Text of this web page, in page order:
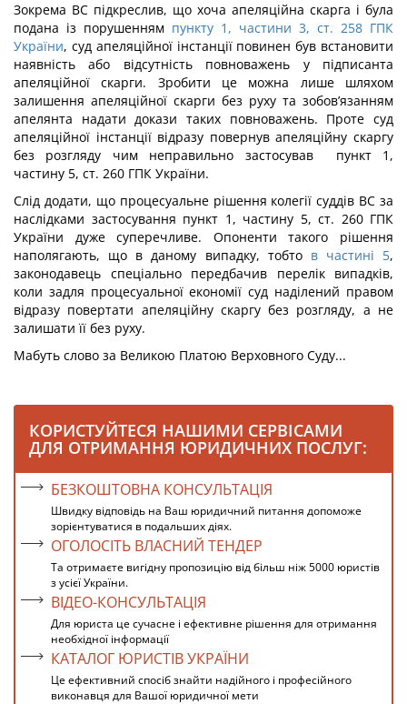
Зокрема ВС підкреслив, що хоча апеляційна скарга і була
подана із порушенням пункту 1, частини 3, ст. 258 ГПК
України, суд апеляційної інстанції повинен був встановити
наявність або відсутність повноважень у підписанта
апеляційної скарги. Зробити це можна лише шляхом
залишення апеляційної скарги без руху та зобов’язанням
апелянта надати докази таких повноважень. Проте суд
апеляційної інстанції відразу повернув апеляційну скаргу
без розгляду чим неправильно застосував пункт 1,
частину 5, ст. 260 ГПК України.
Слід додати, що процесуальне рішення колегії суддів ВС за
наслідками застосування пункт 1, частину 5, ст. 260 ГПК
України дуже суперечливе. Опоненти такого рішення
наполягають, що в даному випадку, тобто в частині 5,
законодавець спеціально передбачив перелік випадків,
коли задля процесуальної економії суд наділений правом
відразу повертати апеляційну скаргу без розгляду, а не
залишати її без руху.
Мабуть слово за Великою Платою Верховного Суду...
КОРИСТУЙТЕСЯ НАШИМИ СЕРВІСАМИ
ДЛЯ ОТРИМАННЯ ЮРИДИЧНИХ ПОСЛУГ:
БЕЗКОШТОВНА КОНСУЛЬТАЦІЯ
Швидку відповідь на Ваш юридичний питання допоможе
зорієнтуватися в подальших діях.
ОГОЛОСІТЬ ВЛАСНИЙ ТЕНДЕР
Та отримаєте вигідну пропозицію від більш ніж 5000 юристів
з усієї України.
ВІДЕО-КОНСУЛЬТАЦІЯ
Для юриста це сучасне і ефективне рішення для отримання
необхідної інформації
КАТАЛОГ ЮРИСТІВ УКРАЇНИ
Це ефективний спосіб знайти надійного і професійного
виконавця для Вашої юридичної мети